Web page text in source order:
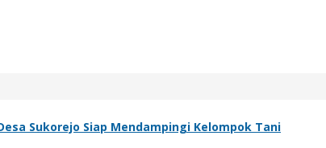
Sukorejo Siap Mendampingi Kelompok Tani